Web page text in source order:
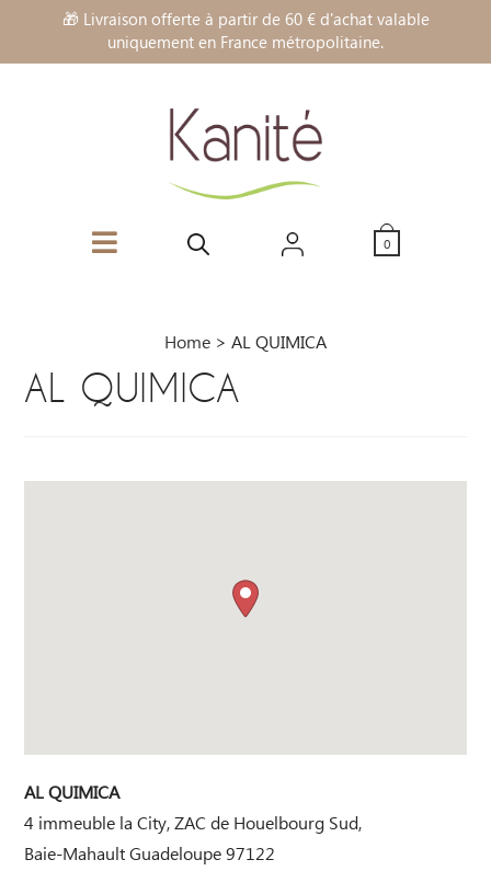
🎁 Livraison offerte à partir de 60 € d'achat valable
uniquement en France métropolitaine.
0
Home> AL QUIMICA
AL QUIMICA
AL QUIMICA
4 immeuble la City, ZAC de Houelbourg Sud,
Baie-MahaultGuadeloupe97122